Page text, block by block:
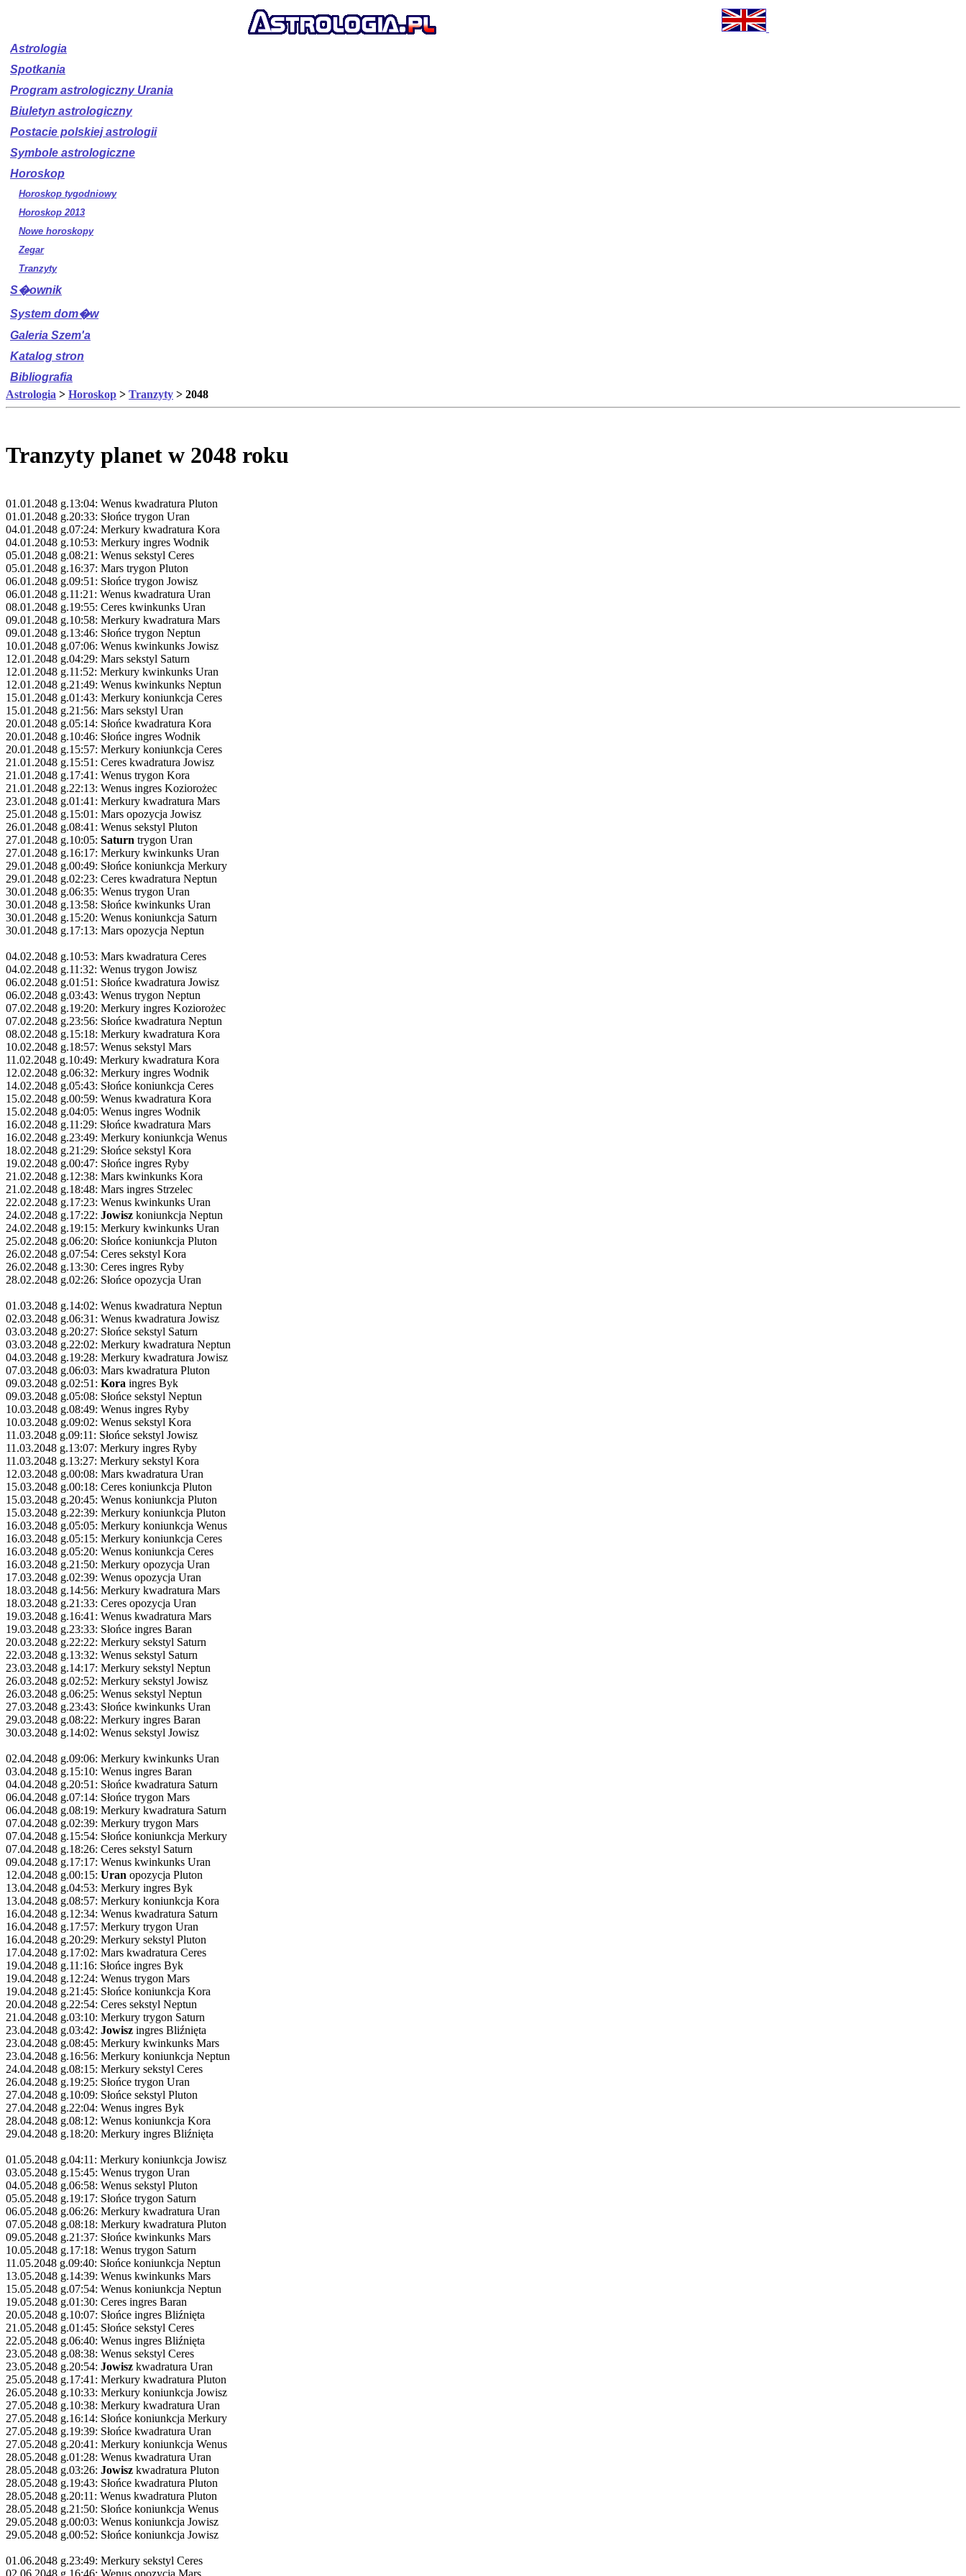
Astrologia
Spotkania
Program astrologiczny Urania
Biuletyn astrologiczny
Postacie polskiej astrologii
Symbole astrologiczne
Horoskop
Horoskop tygodniowy
Horoskop 2013
Nowe horoskopy
Zegar
Tranzyty
S�ownik
System dom�w
Galeria Szem'a
Katalog stron
Bibliografia
Astrologia > Horoskop > Tranzyty > 2048
Tranzyty planet w 2048 roku
01.01.2048 g.13:04: Wenus kwadratura Pluton
01.01.2048 g.20:33: Słońce trygon Uran
04.01.2048 g.07:24: Merkury kwadratura Kora
04.01.2048 g.10:53: Merkury ingres Wodnik
05.01.2048 g.08:21: Wenus sekstyl Ceres
05.01.2048 g.16:37: Mars trygon Pluton
06.01.2048 g.09:51: Słońce trygon Jowisz
06.01.2048 g.11:21: Wenus kwadratura Uran
08.01.2048 g.19:55: Ceres kwinkunks Uran
09.01.2048 g.10:58: Merkury kwadratura Mars
09.01.2048 g.13:46: Słońce trygon Neptun
10.01.2048 g.07:06: Wenus kwinkunks Jowisz
12.01.2048 g.04:29: Mars sekstyl Saturn
12.01.2048 g.11:52: Merkury kwinkunks Uran
12.01.2048 g.21:49: Wenus kwinkunks Neptun
15.01.2048 g.01:43: Merkury koniunkcja Ceres
15.01.2048 g.21:56: Mars sekstyl Uran
20.01.2048 g.05:14: Słońce kwadratura Kora
20.01.2048 g.10:46: Słońce ingres Wodnik
20.01.2048 g.15:57: Merkury koniunkcja Ceres
21.01.2048 g.15:51: Ceres kwadratura Jowisz
21.01.2048 g.17:41: Wenus trygon Kora
21.01.2048 g.22:13: Wenus ingres Koziorożec
23.01.2048 g.01:41: Merkury kwadratura Mars
25.01.2048 g.15:01: Mars opozycja Jowisz
26.01.2048 g.08:41: Wenus sekstyl Pluton
27.01.2048 g.10:05: Saturn trygon Uran
27.01.2048 g.16:17: Merkury kwinkunks Uran
29.01.2048 g.00:49: Słońce koniunkcja Merkury
29.01.2048 g.02:23: Ceres kwadratura Neptun
30.01.2048 g.06:35: Wenus trygon Uran
30.01.2048 g.13:58: Słońce kwinkunks Uran
30.01.2048 g.15:20: Wenus koniunkcja Saturn
30.01.2048 g.17:13: Mars opozycja Neptun
04.02.2048 g.10:53: Mars kwadratura Ceres
04.02.2048 g.11:32: Wenus trygon Jowisz
06.02.2048 g.01:51: Słońce kwadratura Jowisz
06.02.2048 g.03:43: Wenus trygon Neptun
07.02.2048 g.19:20: Merkury ingres Koziorożec
07.02.2048 g.23:56: Słońce kwadratura Neptun
08.02.2048 g.15:18: Merkury kwadratura Kora
10.02.2048 g.18:57: Wenus sekstyl Mars
11.02.2048 g.10:49: Merkury kwadratura Kora
12.02.2048 g.06:32: Merkury ingres Wodnik
14.02.2048 g.05:43: Słońce koniunkcja Ceres
15.02.2048 g.00:59: Wenus kwadratura Kora
15.02.2048 g.04:05: Wenus ingres Wodnik
16.02.2048 g.11:29: Słońce kwadratura Mars
16.02.2048 g.23:49: Merkury koniunkcja Wenus
18.02.2048 g.21:29: Słońce sekstyl Kora
19.02.2048 g.00:47: Słońce ingres Ryby
21.02.2048 g.12:38: Mars kwinkunks Kora
21.02.2048 g.18:48: Mars ingres Strzelec
22.02.2048 g.17:23: Wenus kwinkunks Uran
24.02.2048 g.17:22: Jowisz koniunkcja Neptun
24.02.2048 g.19:15: Merkury kwinkunks Uran
25.02.2048 g.06:20: Słońce koniunkcja Pluton
26.02.2048 g.07:54: Ceres sekstyl Kora
26.02.2048 g.13:30: Ceres ingres Ryby
28.02.2048 g.02:26: Słońce opozycja Uran
01.03.2048 g.14:02: Wenus kwadratura Neptun
02.03.2048 g.06:31: Wenus kwadratura Jowisz
03.03.2048 g.20:27: Słońce sekstyl Saturn
03.03.2048 g.22:02: Merkury kwadratura Neptun
04.03.2048 g.19:28: Merkury kwadratura Jowisz
07.03.2048 g.06:03: Mars kwadratura Pluton
09.03.2048 g.02:51: Kora ingres Byk
09.03.2048 g.05:08: Słońce sekstyl Neptun
10.03.2048 g.08:49: Wenus ingres Ryby
10.03.2048 g.09:02: Wenus sekstyl Kora
11.03.2048 g.09:11: Słońce sekstyl Jowisz
11.03.2048 g.13:07: Merkury ingres Ryby
11.03.2048 g.13:27: Merkury sekstyl Kora
12.03.2048 g.00:08: Mars kwadratura Uran
15.03.2048 g.00:18: Ceres koniunkcja Pluton
15.03.2048 g.20:45: Wenus koniunkcja Pluton
15.03.2048 g.22:39: Merkury koniunkcja Pluton
16.03.2048 g.05:05: Merkury koniunkcja Wenus
16.03.2048 g.05:15: Merkury koniunkcja Ceres
16.03.2048 g.05:20: Wenus koniunkcja Ceres
16.03.2048 g.21:50: Merkury opozycja Uran
17.03.2048 g.02:39: Wenus opozycja Uran
18.03.2048 g.14:56: Merkury kwadratura Mars
18.03.2048 g.21:33: Ceres opozycja Uran
19.03.2048 g.16:41: Wenus kwadratura Mars
19.03.2048 g.23:33: Słońce ingres Baran
20.03.2048 g.22:22: Merkury sekstyl Saturn
22.03.2048 g.13:32: Wenus sekstyl Saturn
23.03.2048 g.14:17: Merkury sekstyl Neptun
26.03.2048 g.02:52: Merkury sekstyl Jowisz
26.03.2048 g.06:25: Wenus sekstyl Neptun
27.03.2048 g.23:43: Słońce kwinkunks Uran
29.03.2048 g.08:22: Merkury ingres Baran
30.03.2048 g.14:02: Wenus sekstyl Jowisz
02.04.2048 g.09:06: Merkury kwinkunks Uran
03.04.2048 g.15:10: Wenus ingres Baran
04.04.2048 g.20:51: Słońce kwadratura Saturn
06.04.2048 g.07:14: Słońce trygon Mars
06.04.2048 g.08:19: Merkury kwadratura Saturn
07.04.2048 g.02:39: Merkury trygon Mars
07.04.2048 g.15:54: Słońce koniunkcja Merkury
07.04.2048 g.18:26: Ceres sekstyl Saturn
09.04.2048 g.17:17: Wenus kwinkunks Uran
12.04.2048 g.00:15: Uran opozycja Pluton
13.04.2048 g.04:53: Merkury ingres Byk
13.04.2048 g.08:57: Merkury koniunkcja Kora
16.04.2048 g.12:34: Wenus kwadratura Saturn
16.04.2048 g.17:57: Merkury trygon Uran
16.04.2048 g.20:29: Merkury sekstyl Pluton
17.04.2048 g.17:02: Mars kwadratura Ceres
19.04.2048 g.11:16: Słońce ingres Byk
19.04.2048 g.12:24: Wenus trygon Mars
19.04.2048 g.21:45: Słońce koniunkcja Kora
20.04.2048 g.22:54: Ceres sekstyl Neptun
21.04.2048 g.03:10: Merkury trygon Saturn
23.04.2048 g.03:42: Jowisz ingres Bliźnięta
23.04.2048 g.08:45: Merkury kwinkunks Mars
23.04.2048 g.16:56: Merkury koniunkcja Neptun
24.04.2048 g.08:15: Merkury sekstyl Ceres
26.04.2048 g.19:25: Słońce trygon Uran
27.04.2048 g.10:09: Słońce sekstyl Pluton
27.04.2048 g.22:04: Wenus ingres Byk
28.04.2048 g.08:12: Wenus koniunkcja Kora
29.04.2048 g.18:20: Merkury ingres Bliźnięta
01.05.2048 g.04:11: Merkury koniunkcja Jowisz
03.05.2048 g.15:45: Wenus trygon Uran
04.05.2048 g.06:58: Wenus sekstyl Pluton
05.05.2048 g.19:17: Słońce trygon Saturn
06.05.2048 g.06:26: Merkury kwadratura Uran
07.05.2048 g.08:18: Merkury kwadratura Pluton
09.05.2048 g.21:37: Słońce kwinkunks Mars
10.05.2048 g.17:18: Wenus trygon Saturn
11.05.2048 g.09:40: Słońce koniunkcja Neptun
13.05.2048 g.14:39: Wenus kwinkunks Mars
15.05.2048 g.07:54: Wenus koniunkcja Neptun
19.05.2048 g.01:30: Ceres ingres Baran
20.05.2048 g.10:07: Słońce ingres Bliźnięta
21.05.2048 g.01:45: Słońce sekstyl Ceres
22.05.2048 g.06:40: Wenus ingres Bliźnięta
23.05.2048 g.08:38: Wenus sekstyl Ceres
23.05.2048 g.20:54: Jowisz kwadratura Uran
25.05.2048 g.17:41: Merkury kwadratura Pluton
26.05.2048 g.10:33: Merkury koniunkcja Jowisz
27.05.2048 g.10:38: Merkury kwadratura Uran
27.05.2048 g.16:14: Słońce koniunkcja Merkury
27.05.2048 g.19:39: Słońce kwadratura Uran
27.05.2048 g.20:41: Merkury koniunkcja Wenus
28.05.2048 g.01:28: Wenus kwadratura Uran
28.05.2048 g.03:26: Jowisz kwadratura Pluton
28.05.2048 g.19:43: Słońce kwadratura Pluton
28.05.2048 g.20:11: Wenus kwadratura Pluton
28.05.2048 g.21:50: Słońce koniunkcja Wenus
29.05.2048 g.00:03: Wenus koniunkcja Jowisz
29.05.2048 g.00:52: Słońce koniunkcja Jowisz
01.06.2048 g.23:49: Merkury sekstyl Ceres
02.06.2048 g.16:46: Wenus opozycja Mars